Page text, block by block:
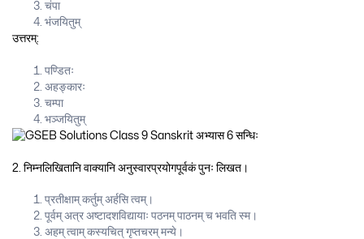
चंपा
भंजयितुम्
उत्तरम्:
पण्डितः
अहङ्कारः
चम्पा
भञ्जयितुम्
2. निम्नलिखितानि वाक्यानि अनुस्वारप्रयोगपूर्वकं पुनः लिखत।
प्रतीक्षाम् कर्तुम् अर्हसि त्वम्।
पूर्वम् अत्र अष्टादशविद्यायाः पठनम् पाठनम् च भवति स्म।
अहम् त्वाम् कस्यचित् गृप्तचरम् मन्ये।